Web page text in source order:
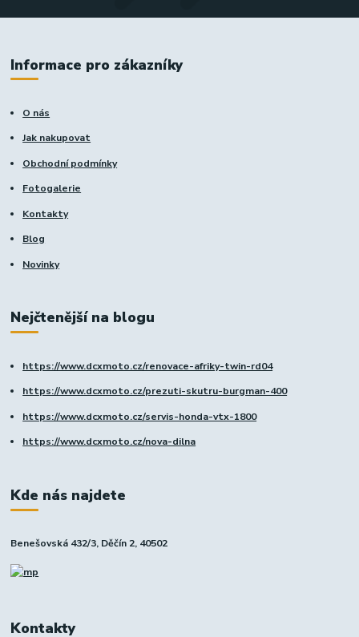
Informace pro zákazníky
O nás
Jak nakupovat
Obchodní podmínky
Fotogalerie
Kontakty
Blog
Novinky
Nejčtenější na blogu
https://www.dcxmoto.cz/renovace-afriky-twin-rd04
https://www.dcxmoto.cz/prezuti-skutru-burgman-400
https://www.dcxmoto.cz/servis-honda-vtx-1800
https://www.dcxmoto.cz/nova-dilna
Kde nás najdete
Benešovská 432/3, Děčín 2, 40502
Kontakty